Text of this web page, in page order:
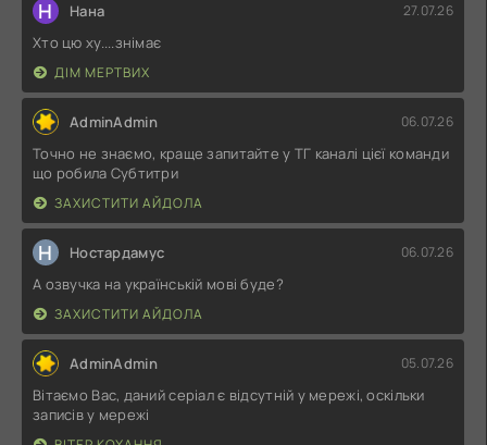
Н Нана 27.07.26
Хто цю ху....знімає
ДІМ МЕРТВИХ
AdminAdmin 06.07.26
Точно не знаємо, краще запитайте у ТГ каналі цієї команди
що робила Субтитри
ЗАХИСТИТИ АЙДОЛА
Н Ностардамус 06.07.26
А озвучка на українській мові буде?
ЗАХИСТИТИ АЙДОЛА
AdminAdmin 05.07.26
Вітаємо Вас, даний серіал є відсутній у мережі, оскільки
записів у мережі